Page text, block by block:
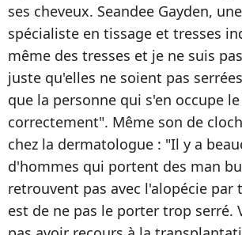
ses cheveux. Seandee Gayden,
spécialiste en tissage et tresses
même des tresses et je ne suis
juste qu'elles ne soient pas
que la personne qui s'en occupe
correctement". Même son de
chez la dermatologue : "Il y a
d'hommes qui portent des man
retrouvent pas avec l'alopécie par
est de ne pas le porter trop serré.